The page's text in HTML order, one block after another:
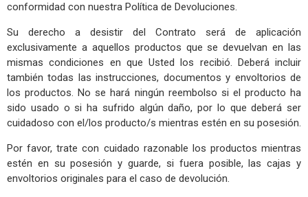
conformidad con nuestra Política de Devoluciones.
Su derecho a desistir del Contrato será de aplicación
exclusivamente a aquellos productos que se devuelvan en las
mismas condiciones en que Usted los recibió. Deberá incluir
también todas las instrucciones, documentos y envoltorios de
los productos. No se hará ningún reembolso si el producto ha
sido usado o si ha sufrido algún daño, por lo que deberá ser
cuidadoso con el/los producto/s mientras estén en su posesión.
Por favor, trate con cuidado razonable los productos mientras
estén en su posesión y guarde, si fuera posible, las cajas y
envoltorios originales para el caso de devolución.